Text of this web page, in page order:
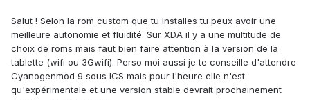
Salut ! Selon la rom custom que tu installes tu peux avoir une
meilleure autonomie et fluidité. Sur XDA il y a une multitude de
choix de roms mais faut bien faire attention à la version de la
tablette (wifi ou 3Gwifi). Perso moi aussi je te conseille d'attendre
Cyanogenmod 9 sous ICS mais pour l'heure elle n'est
qu'expérimentale et une version stable devrait prochainement